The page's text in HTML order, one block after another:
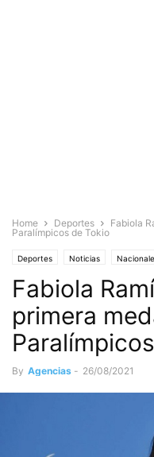
Home Deportes
Fabiola
Paralímpicos de Tokio
Deportes Noticias
Fabiola
primera
By Agencias - 26/08/2021